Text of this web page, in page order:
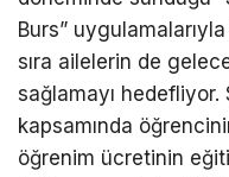
Burs”
sıra ailelerin de
sağlamayı
kapsamında
öğrenim ücretinin